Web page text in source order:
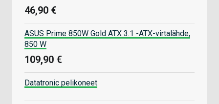
46,90 €
ASUS Prime 850W Gold ATX 3.1 -ATX-virtalähde,
850 W
109,90 €
Datatronic pelikoneet